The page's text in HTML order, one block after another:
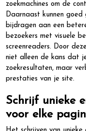
zoekmachines om de
Daarnaast kunnen
bijdragen aan een
bezoekers met visuele
screenreaders. Door
niet alleen de kans dat
zoekresultaten, maar
prestaties van je site.
Schrijf unieke
voor elke